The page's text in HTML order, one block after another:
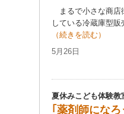
まるで小さな商
している冷蔵庫型
（続きを読む）
5月26日
夏休みこども体験教
｢薬剤師になろ